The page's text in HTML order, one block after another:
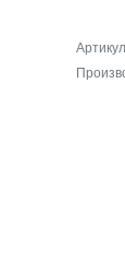
Артикул